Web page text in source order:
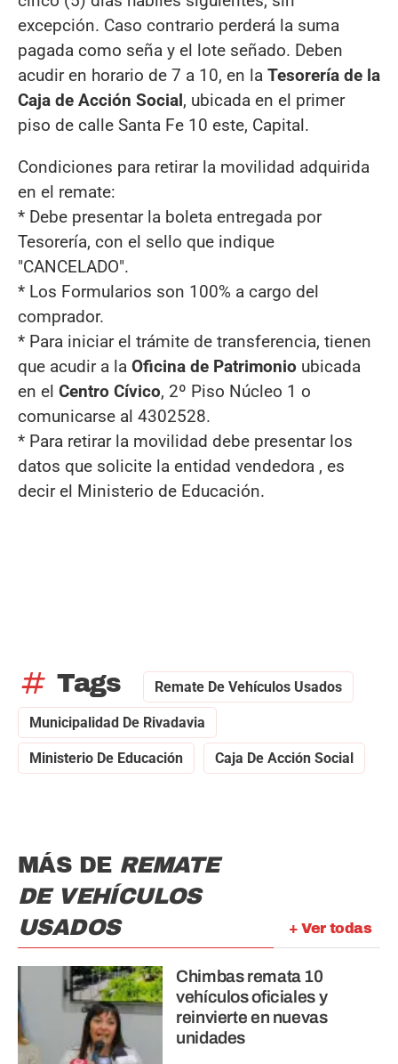
excepción. Caso contrario perderá la suma
pagada como seña y el lote señado. Deben
acudir en horario de 7 a 10, en la Tesorería de la
Caja de Acción Social, ubicada en el primer
piso de calle Santa Fe 10 este, Capital.
Condiciones para retirar la movilidad adquirida
en el remate:
* Debe presentar la boleta entregada por
Tesorería, con el sello que indique
"CANCELADO".
* Los Formularios son 100% a cargo del
comprador.
* Para iniciar el trámite de transferencia, tienen
que acudir a la Oficina de Patrimonio ubicada
en el Centro Cívico, 2º Piso Núcleo 1 o
comunicarse al 4302528.
* Para retirar la movilidad debe presentar los
datos que solicite la entidad vendedora , es
decir el Ministerio de Educación.
tag Tags Remate De Vehículos Usados
Municipalidad De Rivadavia
Ministerio De Educación Caja De Acción Social
+ Ver todas
MÁS DE REMATE
DE VEHÍCULOS
USADOS
Chimbas remata 10
vehículos oficiales y
reinvierte en nuevas
unidades